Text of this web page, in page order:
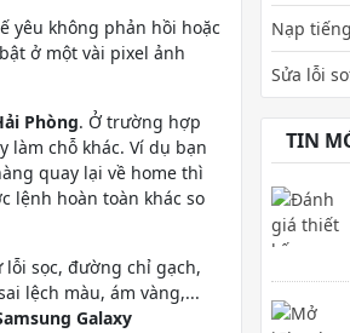
yêu không phản hồi hoặc
ở một vài pixel ảnh
Phòng. Ở trường hợp
làm chỗ khác. Ví dụ bạn
quay lại về home thì
lệnh hoàn toàn khác so
sọc, đường chỉ gạch,
lệch màu, ám vàng,...
Galaxy
Nạp
Sửa lỗi
TIN